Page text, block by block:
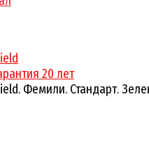
20 лет
Фемили. Стандарт.